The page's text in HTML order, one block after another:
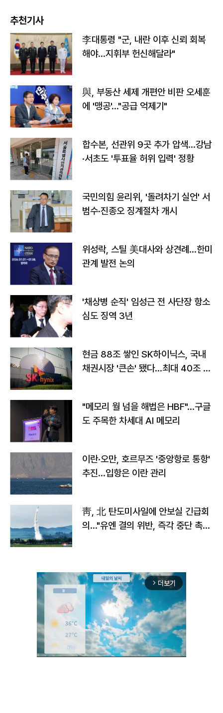
추천기사
李대통령 "군, 내란 이후 신뢰 회복
해야…지휘부 헌신해달라"
與, 부동산 세제 개편안 비판 오세훈
에 '맹공'…"공급 억제기"
합수본, 선관위 9곳 추가 압색…강남
·서초도 '투표율 허위 입력' 정황
국민의힘 윤리위, '돌려차기 실언' 서
범수·진종오 징계절차 개시
위성락, 스틸 美대사와 상견례…한미
관계 발전 논의
'채상병 순직' 임성근 전 사단장 항소
심도 징역 3년
현금 88조 쌓인 SK하이닉스, 국내
채권시장 '큰손' 됐다…최대 40조 투
"메모리 월 넘을 해법은 HBF"…구글
도 주목한 차세대 AI 메모리
이란·오만, 호르무즈 '중앙항로 통항'
추진…입항은 이란 관리
靑, 北 탄도미사일에 안보실 긴급회
의…"유엔 결의 위반, 즉각 중단 촉
arrow_forward_ios 더보기